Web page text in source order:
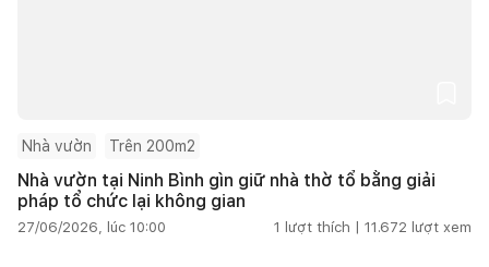
Nhà vườn Trên 200m2
Nhà vườn tại Ninh Bình gìn giữ nhà thờ tổ bằng giải
pháp tổ chức lại không gian
27/06/2026, lúc 10:00 1 lượt thích | 11.672 lượt xem